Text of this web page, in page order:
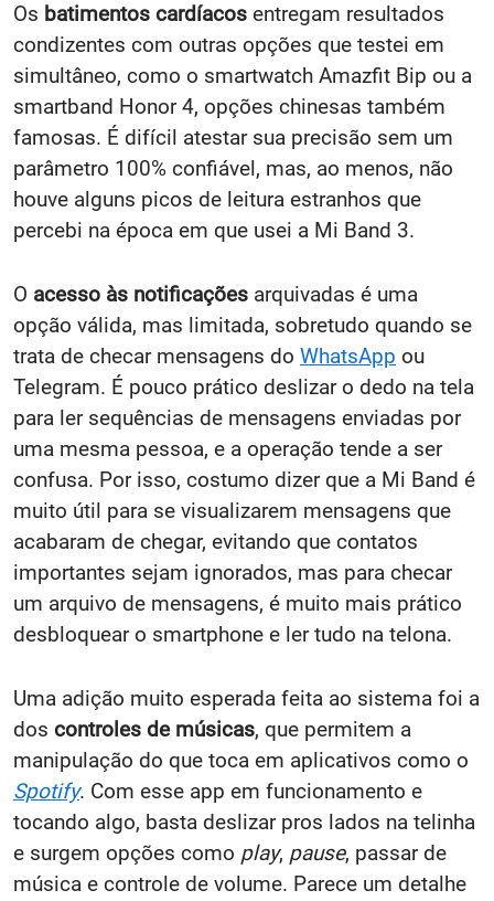
Os batimentos cardíacos entregam resultados
condizentes com outras opções que testei em
simultâneo, como o smartwatch Amazfit Bip ou a
smartband Honor 4, opções chinesas também
famosas. É difícil atestar sua precisão sem um
parâmetro 100% confiável, mas, ao menos, não
houve alguns picos de leitura estranhos que
percebi na época em que usei a Mi Band 3.
O acesso às notificações arquivadas é uma
opção válida, mas limitada, sobretudo quando se
trata de checar mensagens do WhatsApp ou
Telegram. É pouco prático deslizar o dedo na tela
para ler sequências de mensagens enviadas por
uma mesma pessoa, e a operação tende a ser
confusa. Por isso, costumo dizer que a Mi Band é
muito útil para se visualizarem mensagens que
acabaram de chegar, evitando que contatos
importantes sejam ignorados, mas para checar
um arquivo de mensagens, é muito mais prático
desbloquear o smartphone e ler tudo na telona.
Uma adição muito esperada feita ao sistema foi a
dos controles de músicas, que permitem a
manipulação do que toca em aplicativos como o
Spotify. Com esse app em funcionamento e
tocando algo, basta deslizar pros lados na telinha
e surgem opções como play, pause, passar de
música e controle de volume. Parece um detalhe